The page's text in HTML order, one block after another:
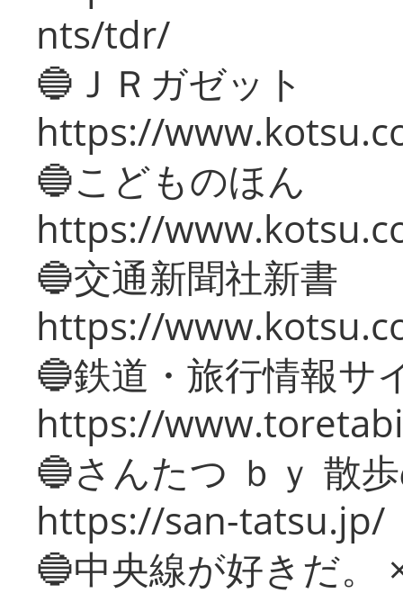
nts/tdr/
🔵ＪＲガゼット
https://
🔵こどものほん
https://
🔵交通新聞社新書
https://
🔵鉄道・旅行情報サ
https://
🔵さんたつ ｂｙ 散
https://san-tatsu.jp/
🔵中央線が好きだ。